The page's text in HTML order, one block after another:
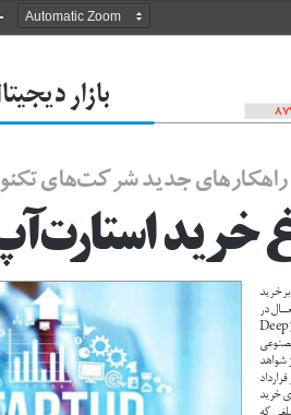
Zoom
بازار
Nervana
Deep
راهكارهاى جديد شركت هاى
خريد